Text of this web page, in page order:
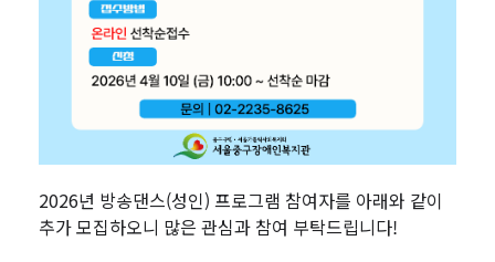
2026년 방송댄스(성인) 프로그램 참여자를 아래와 같이
추가 모집하오니 많은 관심과 참여 부탁드립니다!